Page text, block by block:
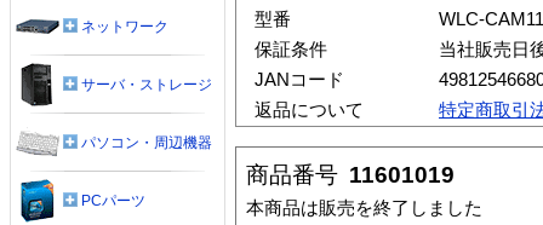
型番
WLC-
保証条件
当社販売日
JANコード
返品について
特定商取引
商品番号 11601019
本商品は販売を終了しました
ネットワーク
サーバ・ストレージ
パソコン・周辺機器
PCパーツ